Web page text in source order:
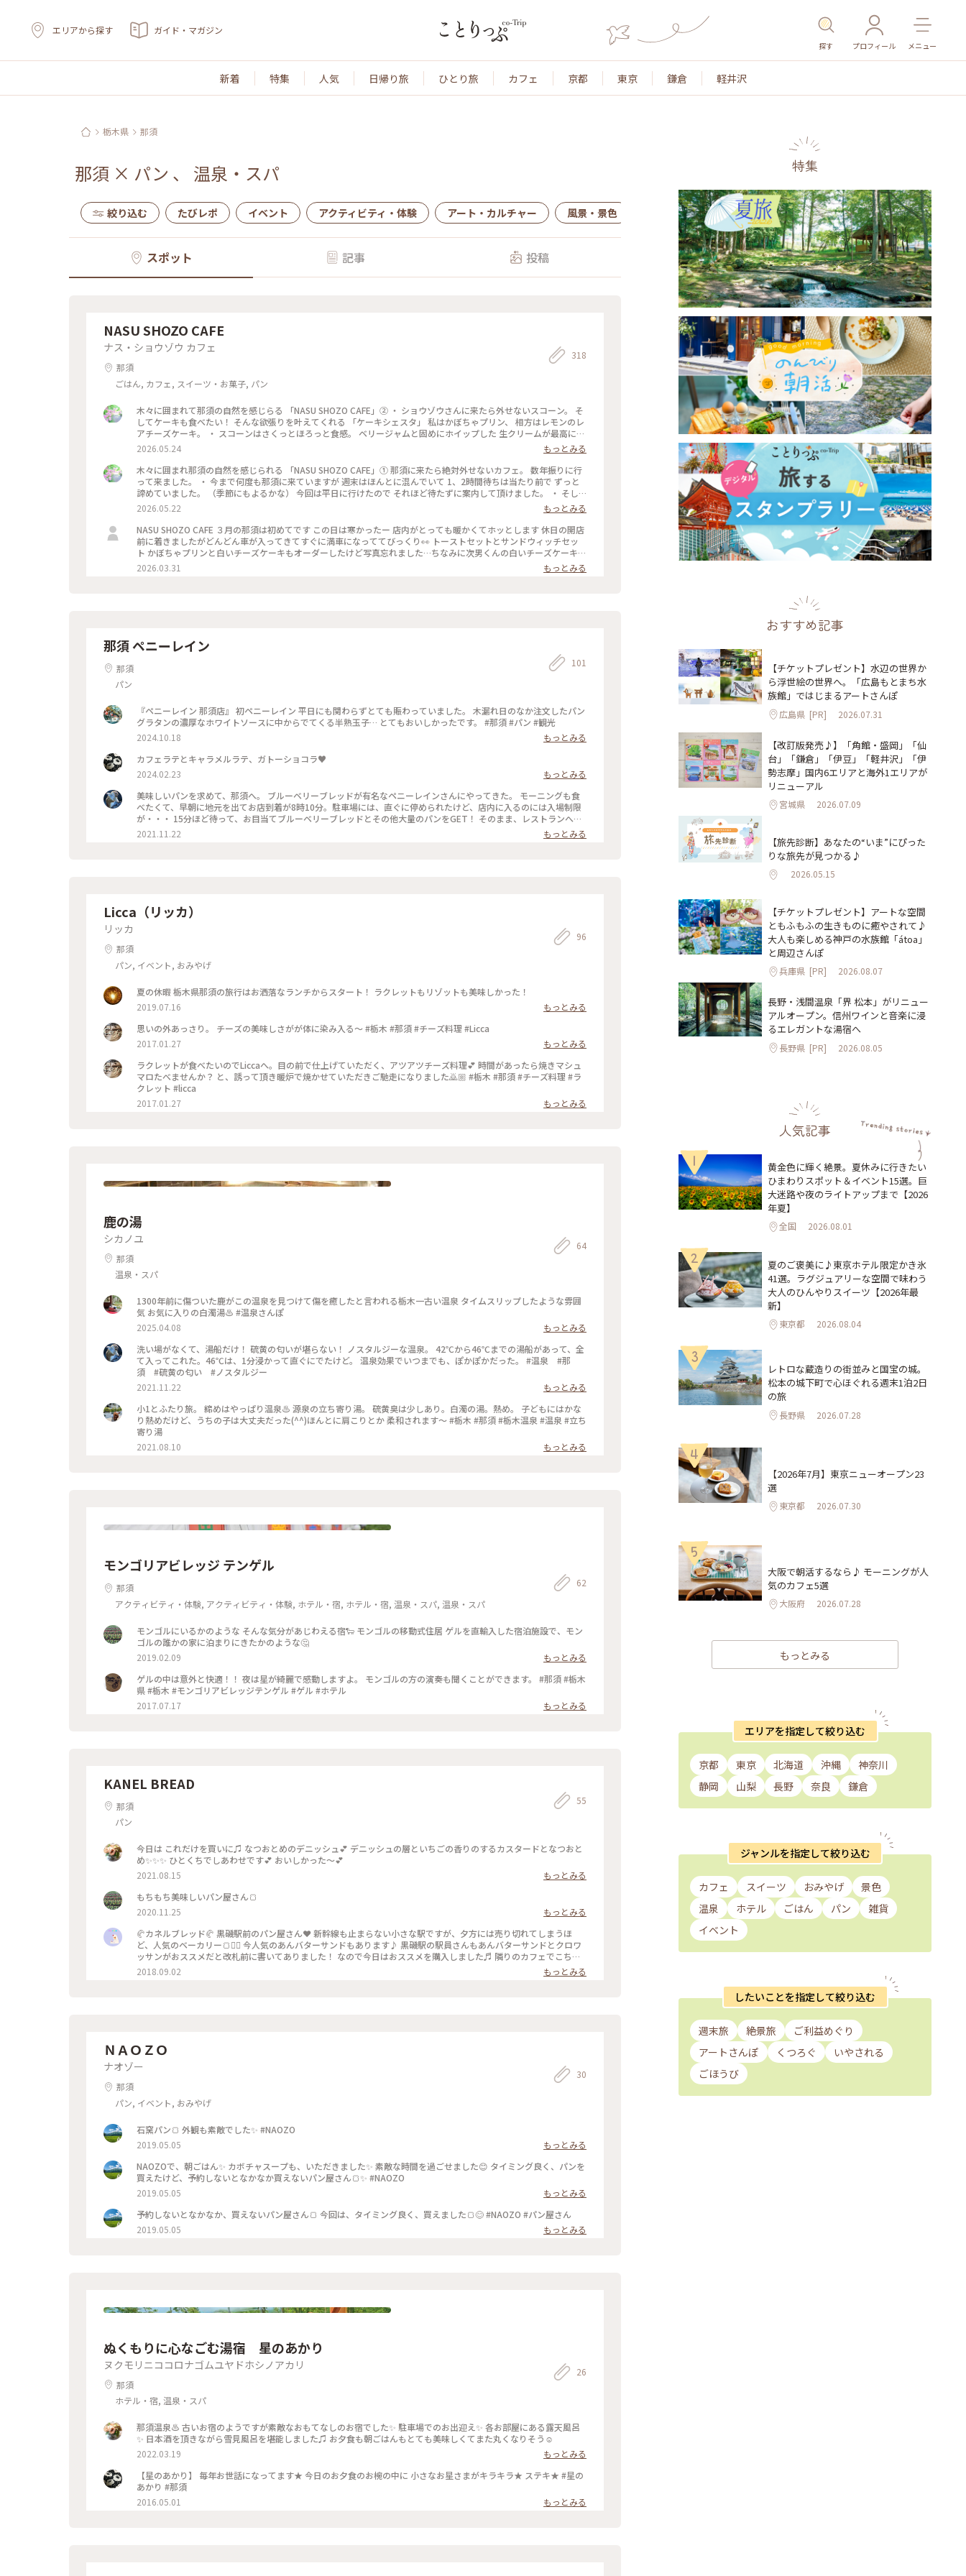
エリアから探す ガイド・マガジン
探す プロフィール メニュー
新着 特集 人気 日帰り旅 ひとり旅 カフェ 京都 東京 鎌倉 軽井沢
栃木県 那須
那須 × パン 、 温泉・スパ
絞り込む たびレポ イベント アクティビティ・体験 アート・カルチャー 風景・景色 名所・旧跡 温泉・スパ その他施設 ごはん
スポット 記事 投稿
NASU SHOZO CAFE
ナス・ショウゾウ カフェ
那須
ごはん, カフェ, スイーツ・お菓子, パン
318
木々に囲まれて那須の自然を感じらる 「NASU SHOZO CAFE」② ・ ショウゾウさんに来たら外せないスコーン。 そ
してケーキも食べたい！ そんな欲張りを叶えてくれる 「ケーキシェスタ」 私はかぼちゃプリン、 相方はレモンのレ
アチーズケーキ。 ・ スコーンはさくっとほろっと食感。 ベリージャムと固めにホイップした 生クリームが最高に合
い かぼちゃプリンも濃厚で美味しかった。 ・ そして SHOZOさんの空気感や 那須高原の自然を感じながら 日常から
離れゆるりと過ごせる 唯一無二のカフェ とっても素敵なカフェでした。 #ちいさな列車旅 #那須高原 #那須カフェ #
ナスショウゾウカフェ #木漏れ日のカフェ
2026.05.24
もっとみる
木々に囲まれ那須の自然を感じられる 「NASU SHOZO CAFE」① 那須に来たら絶対外せないカフェ。 数年振りに行
って来ました。 ・ 今まで何度も那須に来ていますが 週末はほんとに混んでいて 1、2時間待ちは当たり前で ずっと
諦めていました。 （季節にもよるかな） 今回は平日に行けたので それほど待たずに案内して頂けました。 ・ そし
て、気になっていた ワイングラスに注がれた ホットのウインナーコーヒーを 那須の自然を感じられる テラス席で鳥
の囀りをBGMに ゆるりと美味しい時間を。 ・ 店内も魅力的で素敵。 ・ #ナスショウゾウカフェ#nasushozocafe #
那須高原#那須カフェ#ちいさな列車旅
2026.05.22
もっとみる
NASU SHOZO CAFE ３月の那須は初めてです この日は寒かったー 店内がとっても暖かくてホッとします 休日の開店
前に着きましたがどんどん車が入ってきてすぐに満車になっててびっくり👀 トーストセットとサンドウィッチセッ
ト かぼちゃプリンと白いチーズケーキもオーダーしたけど写真忘れました…ちなみに次男くんの白いチーズケーキは
『バカうま』とのこと テイクアウトもウェイティングも人が絶えず混んでるけれど素敵なお店なのでおすすめで
す！
2026.03.31 もっとみる
那須 ペニーレイン
那須
パン
101
『ペニーレイン 那須店』 初ペニーレイン 平日にも関わらずとても賑わっていました。 木漏れ日のなか注文したパン
グラタンの濃厚なホワイトソースに中からでてくる半熟玉子… とてもおいしかったです。 #那須 #パン #観光
2024.10.18
もっとみる
カフェラテとキャラメルラテ、ガトーショコラ♥︎
2024.02.23
もっとみる
美味しいパンを求めて、那須へ。 ブルーベリーブレッドが有名なペニーレインさんにやってきた。 モーニングも食
べたくて、早朝に地元を出てお店到着が8時10分。駐車場には、直ぐに停められたけど、店内に入るのには入場制限
が・・・ 15分ほど待って、お目当てブルーベリーブレッドとその他大量のパンをGET！ そのまま、レストランへ移
動し待ち時間40分でお席に案内してもらいました。 厚切りのトーストが、美味しかったー。 購入したパンを食べる
2021.11.22 もっとみる
Licca（リッカ）
リッカ
那須
パン, イベント, おみやげ
96
夏の休暇 栃木県那須の旅行はお洒落なランチからスタート！ ラクレットもリゾットも美味しかった！
2019.07.16
もっとみる
思いの外あっさり。 チーズの美味しさがが体に染み入る〜 #栃木 #那須 #チーズ料理 #Licca
2017.01.27
もっとみる
ラクレットが食べたいのでLiccaへ。目の前で仕上げていただく、アツアツチーズ料理💕 時間があったら焼きマシュ
マロたべませんか？ と、誘って頂き暖炉で焼かせていただきご馳走になりました🙇🏼 #栃木 #那須 #チーズ料理 #ラ
クレット #licca
2017.01.27
もっとみる
鹿の湯
シカノユ
那須
温泉・スパ
64
1300年前に傷ついた鹿がこの温泉を見つけて傷を癒したと言われる栃木一古い温泉 タイムスリップしたような雰囲
気 お気に入りの白濁湯♨️ #温泉さんぽ
2025.04.08
もっとみる
洗い場がなくて、湯船だけ！ 硫黄の匂いが堪らない！ ノスタルジーな温泉。 42℃から46℃までの湯船があって、全
て入ってこれた。46℃は、1分浸かって直ぐにでたけど。 温泉効果でいつまでも、ぽかぽかだった。 #温泉 #那
須 #硫黄の匂い #ノスタルジー
2021.11.22
もっとみる
小1とふたり旅。 締めはやっぱり温泉♨ 源泉の立ち寄り湯。 硫黄臭は少しあり。白濁の湯。熱め。 子どもにはかな
り熱めだけど、うちの子は大丈夫だった(^^)ほんとに肩こりとか 柔和されます〜 #栃木 #那須 #栃木温泉 #温泉 #立ち
寄り湯
2021.08.10
もっとみる
モンゴリアビレッジ テンゲル
那須
アクティビティ・体験, アクティビティ・体験, ホテル・宿, ホテル・宿, 温泉・スパ, 温泉・スパ
62
モンゴルにいるかのような そんな気分があじわえる宿🐑 モンゴルの移動式住居 ゲルを直輸入した宿泊施設で、モン
ゴルの誰かの家に泊まりにきたかのような🤔
2019.02.09
もっとみる
ゲルの中は意外と快適！！ 夜は星が綺麗で感動しますよ。 モンゴルの方の演奏も聞くことができます。 #那須 #栃木
県 #栃木 #モンゴリアビレッジテンゲル #ゲル #ホテル
2017.07.17
もっとみる
KANEL BREAD
那須
パン
55
今日は これだけを買いに♫ なつおとめのデニッシュ💕 デニッシュの層といちごの香りのするカスタードとなつおと
め✨✨✨ ひとくちでしあわせです💕 おいしかった〜💕
2021.08.15
もっとみる
もちもち美味しいパン屋さん🍞
2020.11.25
もっとみる
🥐カネルブレッド🥐 黒磯駅前のパン屋さん❤︎ 新幹線も止まらない小さな駅ですが、夕方には売り切れてしまうほ
ど、人気のベーカリー🍞✦ฺ 今人気のあんバターサンドもあります♪ 黒磯駅の駅員さんもあんバターサンドとクロワ
ッサンがおススメだと改札前に書いてありました！ なので今日はおススメを購入しました♬ 隣りのカフェでこちら
2018.09.02 もっとみる
ＮＡＯＺＯ
ナオゾー
那須
パン, イベント, おみやげ
30
石窯パン🍞 外観も素敵でした✨ #NAOZO
2019.05.05
もっとみる
NAOZOで、朝ごはん✨ カボチャスープも、いただきました✨ 素敵な時間を過ごせました😊 タイミング良く、パンを
買えたけど、予約しないとなかなか買えないパン屋さん🍞✨ #NAOZO
2019.05.05
もっとみる
予約しないとなかなか、買えないパン屋さん🍞 今回は、タイミング良く、買えました🍞😊 #NAOZO #パン屋さん
2019.05.05
もっとみる
ぬくもりに心なごむ湯宿 星のあかり
ヌクモリニココロナゴムユヤドホシノアカリ
那須
ホテル・宿, 温泉・スパ
26
那須温泉♨️ 古いお宿のようですが素敵なおもてなしのお宿でした✨ 駐車場でのお出迎え✨ 各お部屋にある露天風呂
✨ 日本酒を頂きながら雪見風呂を堪能しました♫ お夕食も朝ごはんもとても美味しくてまた丸くなりそう☺️
2022.03.19
もっとみる
【星のあかり】 毎年お世話になってます★ 今日のお夕食のお椀の中に 小さなお星さまがキラキラ★ ステキ★ #星の
あかり #那須
2016.05.01
もっとみる
特集
おすすめ記事
【チケットプレゼント】水辺の世界か
ら浮世絵の世界へ。「広島もとまち水
族館」ではじまるアートさんぽ
広島県 [PR] 2026.07.31
【改訂版発売♪】「角館・盛岡」「仙
台」「鎌倉」「伊豆」「軽井沢」「伊
勢志摩」国内6エリアと海外1エリアが
リニューアル
宮城県 2026.07.09
【旅先診断】あなたの“いま”にぴった
りな旅先が見つかる♪
2026.05.15
【チケットプレゼント】アートな空間
ともふもふの生きものに癒やされて♪
大人も楽しめる神戸の水族館「átoa」
と周辺さんぽ
兵庫県 [PR] 2026.08.07
長野・浅間温泉「界 松本」がリニュー
アルオープン。信州ワインと音楽に浸
るエレガントな湯宿へ
長野県 [PR] 2026.08.05
人気記事
1
黄金色に輝く絶景。夏休みに行きたい
ひまわりスポット＆イベント15選。巨
大迷路や夜のライトアップまで【2026
年夏】
全国 2026.08.01
2
夏のご褒美に♪東京ホテル限定かき氷
41選。ラグジュアリーな空間で味わう
大人のひんやりスイーツ【2026年最
新】
東京都 2026.08.04
3
レトロな蔵造りの街並みと国宝の城。
松本の城下町で心ほぐれる週末1泊2日
の旅
長野県 2026.07.28
4
【2026年7月】東京ニューオープン23
選
東京都 2026.07.30
5
大阪で朝活するなら♪ モーニングが人
気のカフェ5選
大阪府 2026.07.28
もっとみる
エリアを指定して絞り込む
京都 東京 北海道 沖縄
神奈川
静岡
山梨 長野 奈良 鎌倉
ジャンルを指定して絞り込む
カフェ スイーツ おみやげ
景色
温泉
ホテル ごはん パン
雑貨
イベント
したいことを指定して絞り込む
週末旅 絶景旅
ご利益めぐり
アートさんぽ
くつろぐ
いやされる
ごほうび